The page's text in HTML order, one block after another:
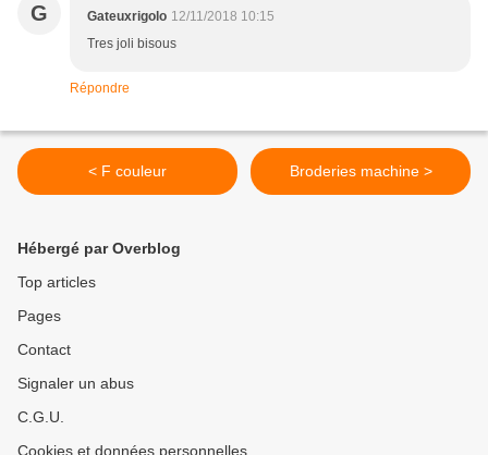
G Gateuxrigolo 12/11/2018 10:15
Tres joli bisous
Répondre
< F couleur Broderies machine >
Hébergé par Overblog
Top articles
Pages
Contact
Signaler un abus
C.G.U.
Cookies et données personnelles